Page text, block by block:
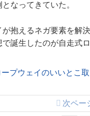
なってきていた。
抱えるネガ要素を解
誕生したのが自走式
ープウェイのいいとこ
次ペー